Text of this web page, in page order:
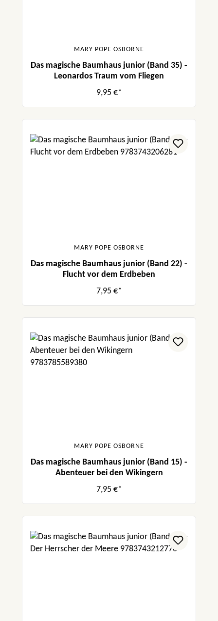
MARY POPE OSBORNE
Das magische Baumhaus junior (Band 35) -
Leonardos Traum vom Fliegen
9,95 €*
MARY POPE OSBORNE
Das magische Baumhaus junior (Band 22) -
Flucht vor dem Erdbeben
7,95 €*
MARY POPE OSBORNE
Das magische Baumhaus junior (Band 15) -
Abenteuer bei den Wikingern
7,95 €*